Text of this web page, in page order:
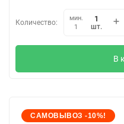
Количество:
мин.
1
шт.
В
САМОВЫВОЗ -10%!